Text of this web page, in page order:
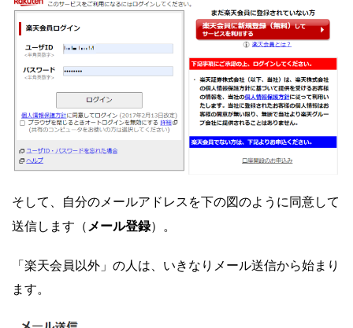
そして、自分のメールアドレスを下の図のように同意して
送信します（ メール登録）。
「楽天会員以外」の人は、いきなりメール送信から始まり
ます。